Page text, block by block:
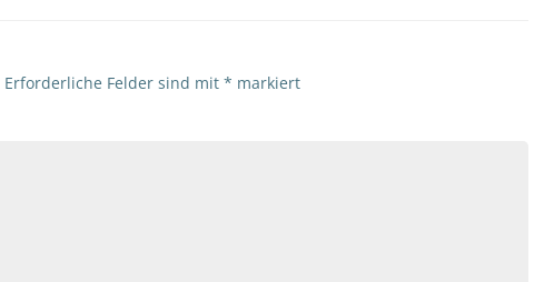
Erforderliche Felder sind mit * markiert